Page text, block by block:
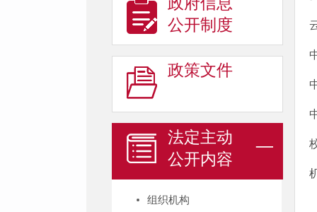
公开制度
政策文件
法定主动
公开内容
组织机构